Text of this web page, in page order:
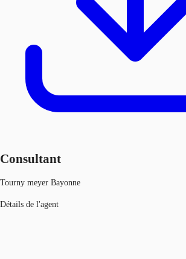
Consultant
Tourny meyer Bayonne
Détails de l'agent